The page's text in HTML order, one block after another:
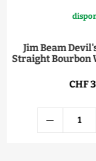
Jim Beam
Straight Bourbon
CHF